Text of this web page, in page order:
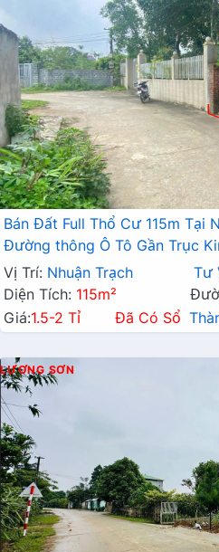
Bán Đất Full Thổ Cư 115m Tại
Đường thông Ô Tô Gần Trục
Vị Trí: Nhuận Trạch Tư
Diện Tích: 115m²
Giá:1.5-2 Tỉ Đã Có Sổ
LƯƠNG SƠN